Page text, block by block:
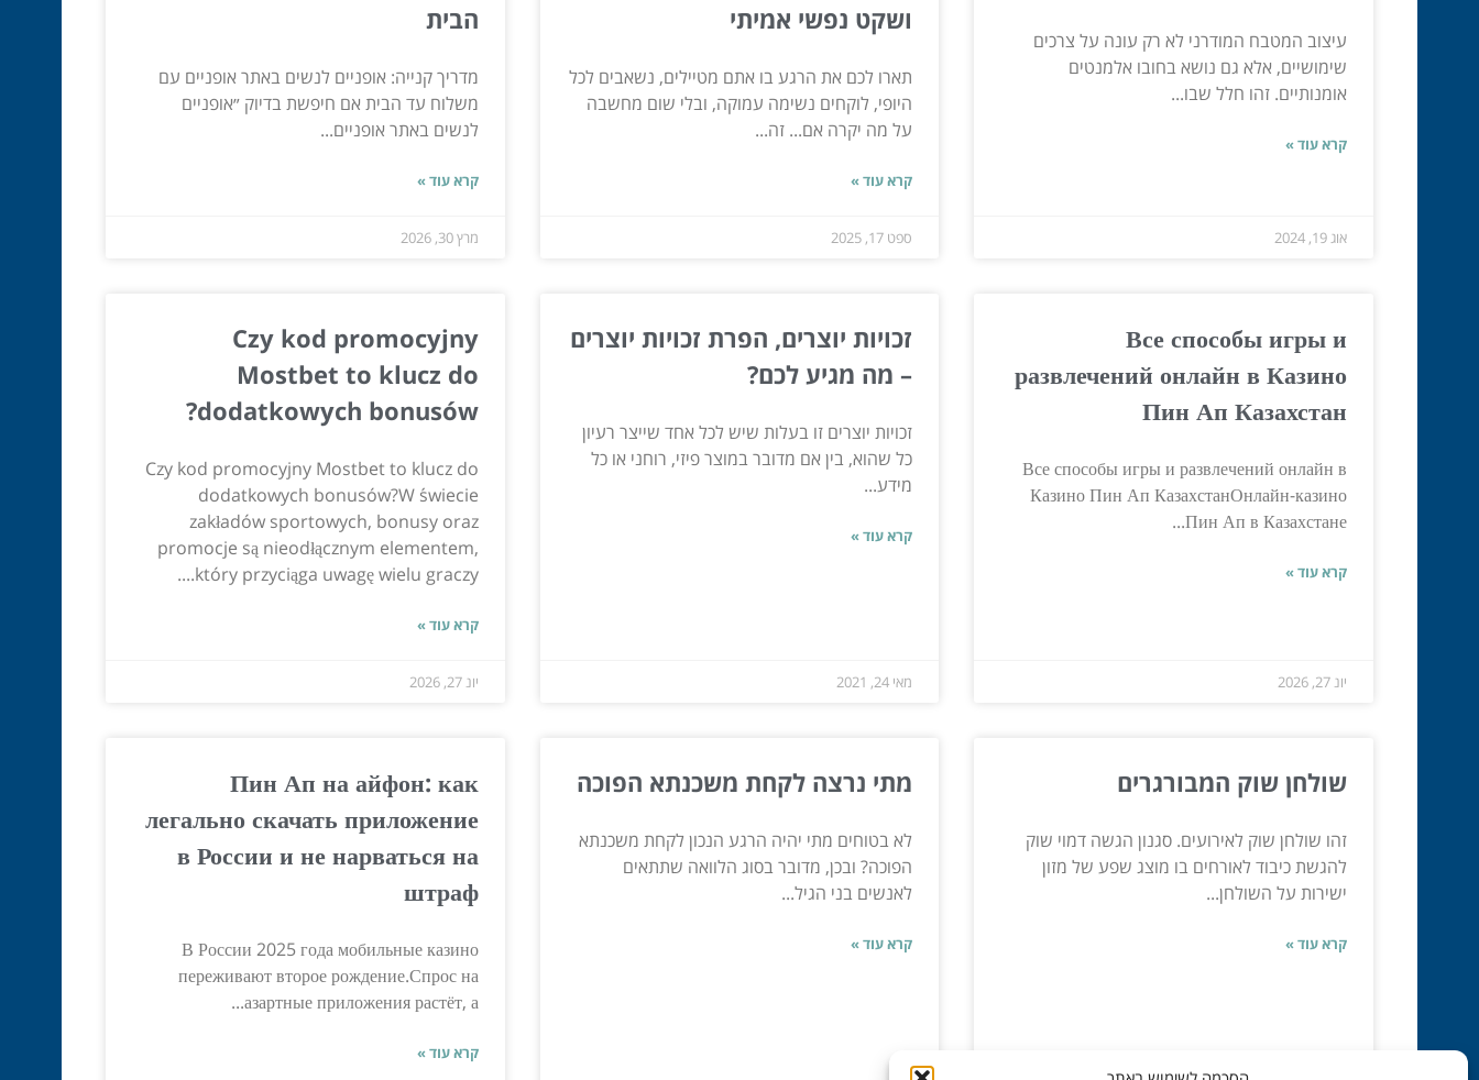
עיצוב המטבח המודרני לא רק עונה על צרכים
שימושיים, אלא גם נושא בחובו אלמנטים
אומנותיים. זהו חלל שבו...
קרא עוד »
אוג 19, 2024
ושקט נפשי אמיתי
תארו לכם את הרגע בו אתם מטיילים, נשאבים לכל
היופי, לוקחים נשימה עמוקה, ובלי שום מחשבה
על מה יקרה אם... זה...
קרא עוד »
ספט 17, 2025
הבית
מדריך קנייה: אופניים לנשים באתר אופניים עם
משלוח עד הבית אם חיפשת בדיוק ״אופניים
לנשים באתר אופניים...
קרא עוד »
מרץ 30, 2026
Все способы игры и
развлечений онлайн в Казино
Пин Ап Казахстан
Все способы игры и развлечений онлайн в
Казино Пин Ап КазахстанОнлайн-казино
Пин Ап в Казахстане...
קרא עוד »
יונ 27, 2026
זכויות יוצרים, הפרת זכויות יוצרים
– מה מגיע לכם?
זכויות יוצרים זו בעלות שיש לכל אחד שייצר רעיון
כל שהוא, בין אם מדובר במוצר פיזי, רוחני או כל
מידע...
קרא עוד »
מאי 24, 2021
Czy kod promocyjny
Mostbet to klucz do
dodatkowych bonusów?
Czy kod promocyjny Mostbet to klucz do
dodatkowych bonusów?W świecie
zakładów sportowych, bonusy oraz
promocje są nieodłącznym elementem,
który przyciąga uwagę wielu graczy....
קרא עוד »
יונ 27, 2026
שולחן שוק המבורגרים
זהו שולחן שוק לאירועים. סגנון הגשה דמוי שוק
להגשת כיבוד לאורחים בו מוצג שפע של מזון
ישירות על השולחן...
קרא עוד »
מתי נרצה לקחת משכנתא הפוכה
לא בטוחים מתי יהיה הרגע הנכון לקחת משכנתא
הפוכה? ובכן, מדובר בסוג הלוואה שתתאים
לאנשים בני הגיל...
קרא עוד »
Пин Ап на айфон: как
легально скачать приложение
в России и не нарваться на
штраф
В России 2025 года мобильные казино
переживают второе рождение.Спрос на
азартные приложения растёт, а...
קרא עוד »